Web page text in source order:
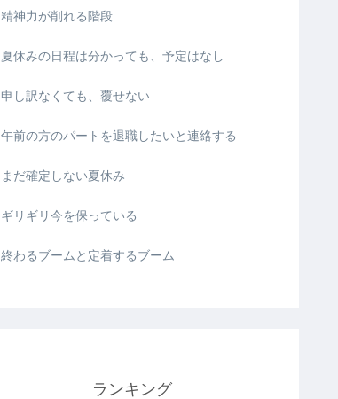
精神力が削れる階段
夏休みの日程は分かっても、予定はなし
申し訳なくても、覆せない
午前の方のパートを退職したいと連絡する
まだ確定しない夏休み
ギリギリ今を保っている
終わるブームと定着するブーム
ランキング